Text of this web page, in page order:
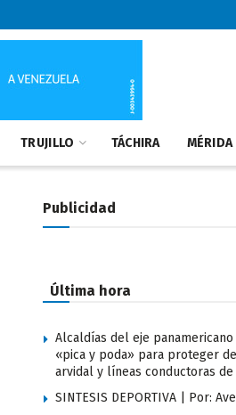
TRUJILLO TÁCHIRA MÉRIDA
Publicidad
Última hora
Alcaldías del eje
«pica y poda» para proteger
arvidal y líneas conductoras
SINTESIS DEPORTIVA | Por: